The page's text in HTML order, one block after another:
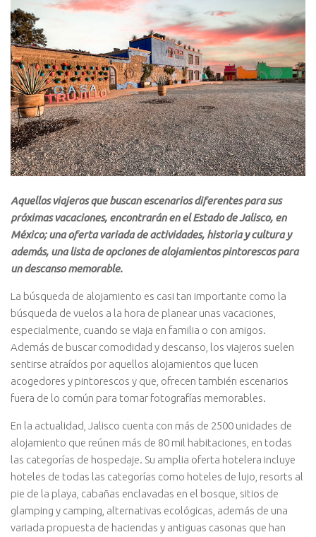
Aquellos viajeros que buscan escenarios diferentes para sus
próximas vacaciones, encontrarán en el Estado de Jalisco, en
México; una oferta variada de actividades, historia y cultura y
además, una lista de opciones de alojamientos pintorescos para
un descanso memorable.
La búsqueda de alojamiento es casi tan importante como la
búsqueda de vuelos a la hora de planear unas vacaciones,
especialmente, cuando se viaja en familia o con amigos.
Además de buscar comodidad y descanso, los viajeros suelen
sentirse atraídos por aquellos alojamientos que lucen
acogedores y pintorescos y que, ofrecen también escenarios
fuera de lo común para tomar fotografías memorables.
En la actualidad, Jalisco cuenta con más de 2500 unidades de
alojamiento que reúnen más de 80 mil habitaciones, en todas
las categorías de hospedaje. Su amplia oferta hotelera incluye
hoteles de todas las categorías como hoteles de lujo, resorts al
pie de la playa, cabañas enclavadas en el bosque, sitios de
glamping y camping, alternativas ecológicas, además de una
variada propuesta de haciendas y antiguas casonas que han